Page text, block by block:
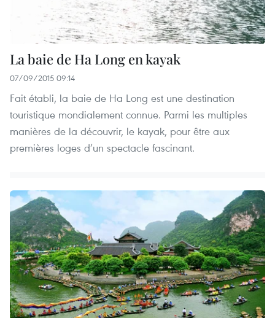
La baie de Ha Long en kayak
07/09/2015 09:14
Fait établi, la baie de Ha Long est une destination
touristique mondialement connue. Parmi les multiples
manières de la découvrir, le kayak, pour être aux
premières loges d’un spectacle fascinant.